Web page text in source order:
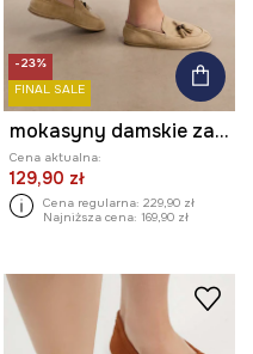
-23%
FINAL SALE
mokasyny damskie zamszowe
Cena aktualna:
129,90 zł
Cena regularna: 229,90 zł
Najniższa cena: 169,90 zł